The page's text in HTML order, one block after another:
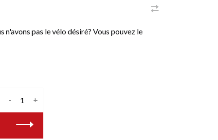
n'avons pas le vélo désiré? Vous pouvez le
+
-